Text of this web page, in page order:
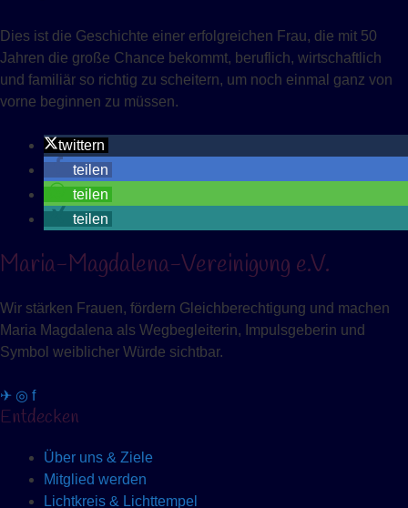
Dies ist die Geschichte einer erfolgreichen Frau, die mit 50
Jahren die große Chance bekommt, beruflich, wirtschaftlich
und familiär so richtig zu scheitern, um noch einmal ganz von
vorne beginnen zu müssen.
twittern
teilen
teilen
teilen
Maria-Magdalena-Vereinigung e.V.
Wir stärken Frauen, fördern Gleichberechtigung und machen
Maria Magdalena als Wegbegleiterin, Impulsgeberin und
Symbol weiblicher Würde sichtbar.
✈ ◎ f
Entdecken
Über uns & Ziele
Mitglied werden
Lichtkreis & Lichttempel